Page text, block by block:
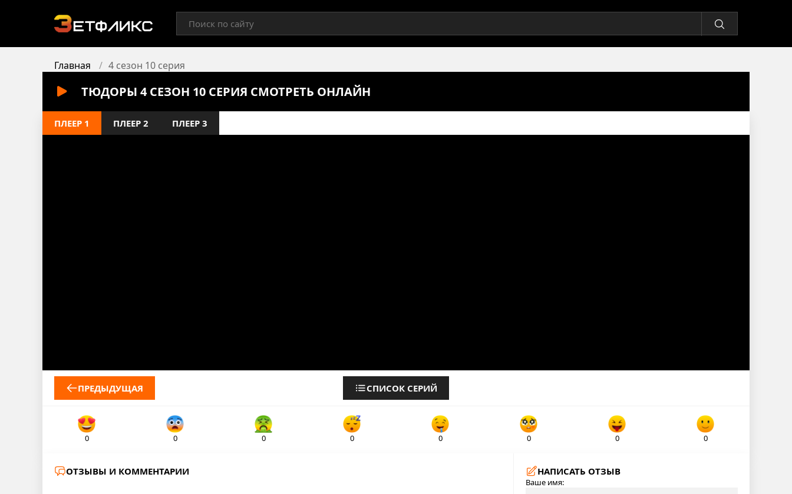
Главная 4 сезон 10 серия
ТЮДОРЫ 4 СЕЗОН 10 СЕРИЯ СМОТРЕТЬ ОНЛАЙН
ПЛЕЕР 1 ПЛЕЕР 2 ПЛЕЕР 3
ПРЕДЫДУЩАЯ СПИСОК СЕРИЙ
0 0 0 0 0 0 0 0
ОТЗЫВЫ И КОММЕНТАРИИ НАПИСАТЬ ОТЗЫВ
Ваше имя: